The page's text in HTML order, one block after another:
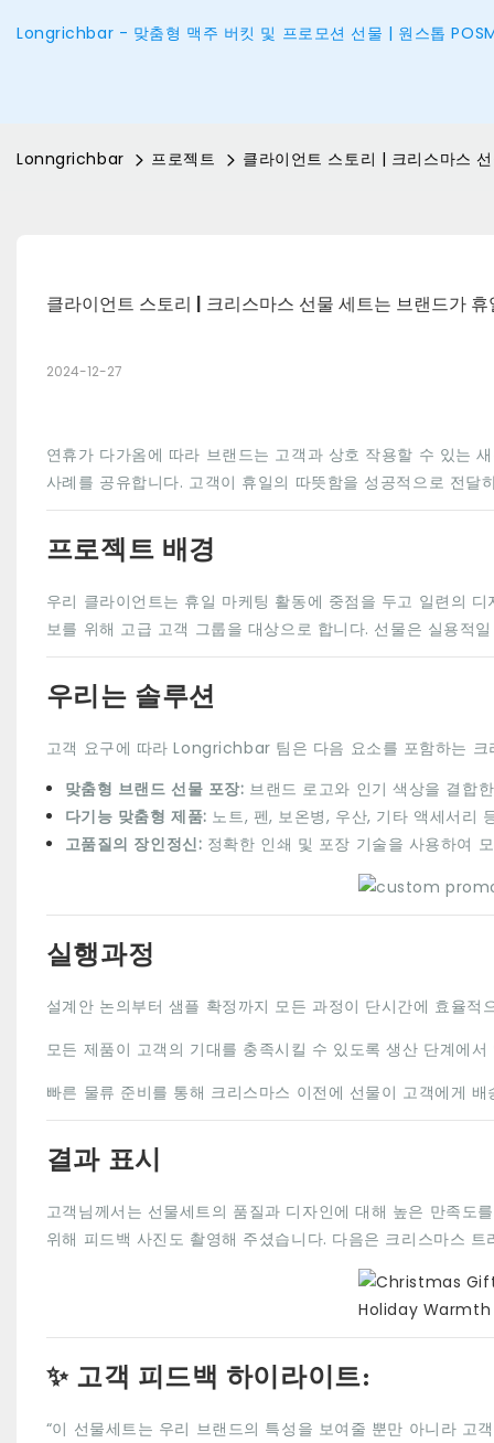
Longrichbar - 맞춤형 맥주 버킷 및 프로모션 선물 | 원스톱
Lonngrichbar 프로젝트 클라이언트 스토리 | 크리스마스
클라이언트 스토리 | 크리스마스 선물 세트는 브랜드가
2024-12-27
연휴가 다가옴에 따라 브랜드는 고객과 상호 작용할 수 있는
사례를 공유합니다. 고객이 휴일의 따뜻함을 성공적으로 전달
프로젝트 배경
우리 클라이언트는 휴일 마케팅 활동에 중점을 두고 일련의
보를 위해 고급 고객 그룹을 대상으로 합니다. 선물은 실용적
우리는 솔루션
고객 요구에 따라 Longrichbar 팀은 다음 요소를 포함하는
맞춤형 브랜드 선물 포장: 브랜드 로고와 인기 색상을 결합
다기능 맞춤형 제품: 노트, 펜, 보온병, 우산, 기타 액세서리
고품질의 장인정신: 정확한 인쇄 및 포장 기술을 사용하여
실행과정
설계안 논의부터 샘플 확정까지 모든 과정이 단시간에 효율적
모든 제품이 고객의 기대를 충족시킬 수 있도록 생산 단계에
빠른 물류 준비를 통해 크리스마스 이전에 선물이 고객에게 배
결과 표시
고객님께서는 선물세트의 품질과 디자인에 대해 높은 만족도
위해 피드백 사진도 촬영해 주셨습니다. 다음은 크리스마스
✨ 고객 피드백 하이라이트:
“이 선물세트는 우리 브랜드의 특성을 보여줄 뿐만 아니라